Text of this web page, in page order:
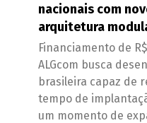
nacionais com
arquitetura
Financiamento de
ALGcom busca
brasileira capaz de
tempo de
um momento de